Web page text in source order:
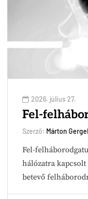
2026. július 27.
Fel-
Szerző: Márton
Fel-
hálózatra
betevő